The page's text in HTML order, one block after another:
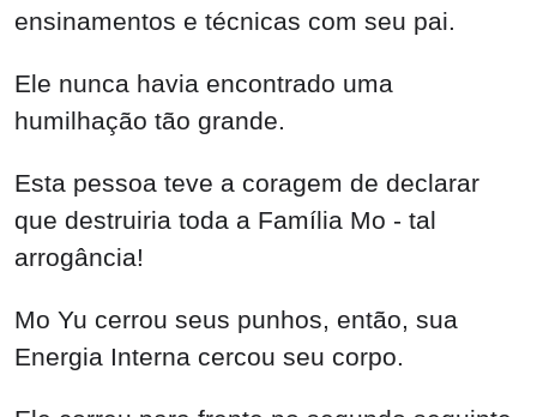
ensinamentos e técnicas com seu pai.
Ele nunca havia encontrado uma
humilhação tão grande.
Esta pessoa teve a coragem de declarar
que destruiria toda a Família Mo - tal
arrogância!
Mo Yu cerrou seus punhos, então, sua
Energia Interna cercou seu corpo.